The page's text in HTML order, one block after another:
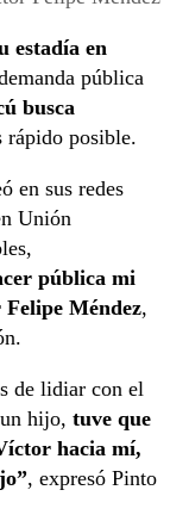
estadía en
pública
busca
rápido posible.
en sus redes
Unión
pública mi
Méndez,
de lidiar con el
hijo, tuve que
hacia mí,
, expresó Pinto